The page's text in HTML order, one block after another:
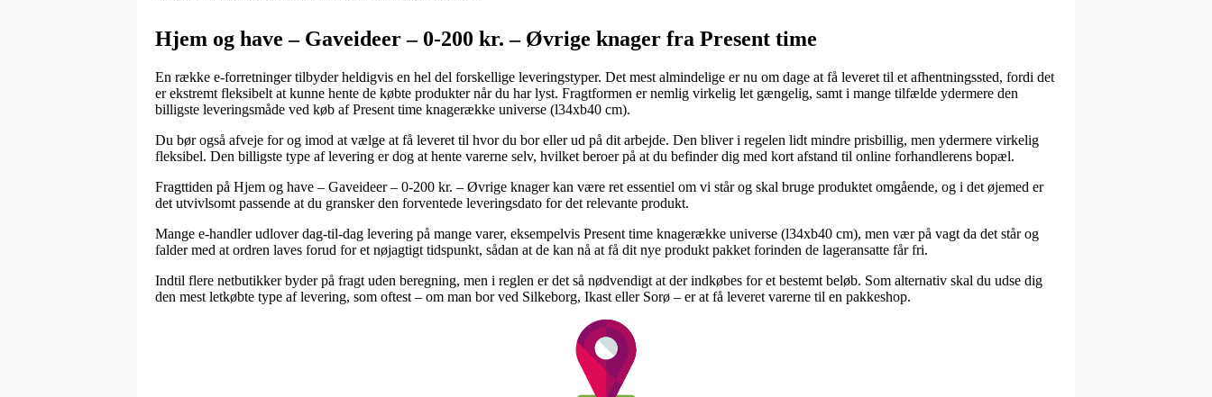
Hjem og have – Gaveideer – 0-200 kr. – Øvrige knager fra Present time
En række e-forretninger tilbyder heldigvis en hel del forskellige leveringstyper. Det mest almindelige er nu om dage at få leveret til et afhentningssted, fordi det
er ekstremt fleksibelt at kunne hente de købte produkter når du har lyst. Fragtformen er nemlig virkelig let gængelig, samt i mange tilfælde ydermere den
billigste leveringsmåde ved køb af Present time knagerække universe (l34xb40 cm).
Du bør også afveje for og imod at vælge at få leveret til hvor du bor eller ud på dit arbejde. Den bliver i regelen lidt mindre prisbillig, men ydermere virkelig
fleksibel. Den billigste type af levering er dog at hente varerne selv, hvilket beroer på at du befinder dig med kort afstand til online forhandlerens bopæl.
Fragttiden på Hjem og have – Gaveideer – 0-200 kr. – Øvrige knager kan være ret essentiel om vi står og skal bruge produktet omgående, og i det øjemed er
det utvivlsomt passende at du gransker den forventede leveringsdato for det relevante produkt.
Mange e-handler udlover dag-til-dag levering på mange varer, eksempelvis Present time knagerække universe (l34xb40 cm), men vær på vagt da det står og
falder med at ordren laves forud for et nøjagtigt tidspunkt, sådan at de kan nå at få dit nye produkt pakket forinden de lageransatte får fri.
Indtil flere netbutikker byder på fragt uden beregning, men i reglen er det så nødvendigt at der indkøbes for et bestemt beløb. Som alternativ skal du udse dig
den mest letkøbte type af levering, som oftest – om man bor ved Silkeborg, Ikast eller Sorø – er at få leveret varerne til en pakkeshop.